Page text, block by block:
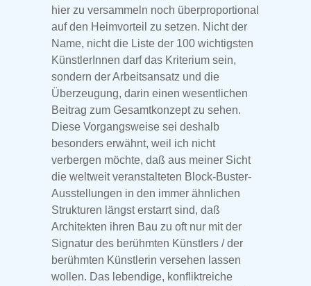
hier zu versammeln noch überproportional
auf den Heimvorteil zu setzen. Nicht der
Name, nicht die Liste der 100 wichtigsten
KünstlerInnen darf das Kriterium sein,
sondern der Arbeitsansatz und die
Überzeugung, darin einen wesentlichen
Beitrag zum Gesamtkonzept zu sehen.
Diese Vorgangsweise sei deshalb
besonders erwähnt, weil ich nicht
verbergen möchte, daß aus meiner Sicht
die weltweit veranstalteten Block-Buster-
Ausstellungen in den immer ähnlichen
Strukturen längst erstarrt sind, daß
Architekten ihren Bau zu oft nur mit der
Signatur des berühmten Künstlers / der
berühmten Künstlerin versehen lassen
wollen. Das lebendige, konfliktreiche